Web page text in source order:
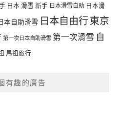
日本 滑雪 新手 日本滑雪自助 日本滑
本自助滑雪 日本自由行東京
第一次日本自助滑雪 第一次滑雪 自
馬祖旅行
有趣的廣告